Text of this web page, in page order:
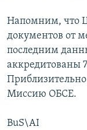
Напомним, что
документов от
последним
аккредитованы
Миссию ОБСЕ.
BuS\AI